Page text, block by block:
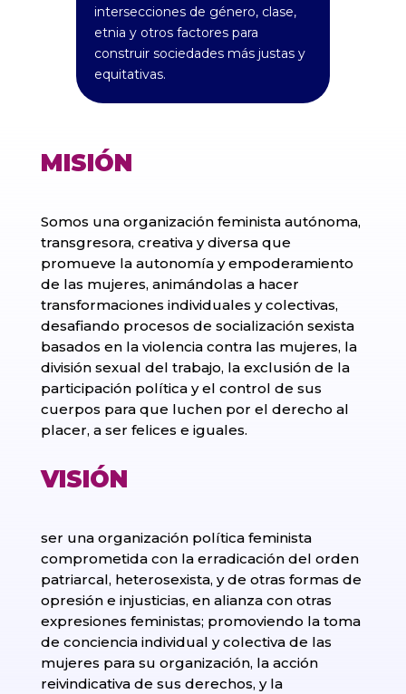
intersecciones de género, clase,
etnia y otros factores para
construir sociedades más justas y
equitativas.
MISIÓN
Somos una organización feminista autónoma,
transgresora, creativa y diversa que
promueve la autonomía y empoderamiento
de las mujeres, animándolas a hacer
transformaciones individuales y colectivas,
desafiando procesos de socialización sexista
basados en la violencia contra las mujeres, la
división sexual del trabajo, la exclusión de la
participación política y el control de sus
cuerpos para que luchen por el derecho al
placer, a ser felices e iguales.
VISIÓN
ser una organización política feminista
comprometida con la erradicación del orden
patriarcal, heterosexista, y de otras formas de
opresión e injusticias, en alianza con otras
expresiones feministas; promoviendo la toma
de conciencia individual y colectiva de las
mujeres para su organización, la acción
reivindicativa de sus derechos, y la